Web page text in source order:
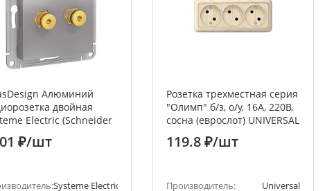
Electric)
Алюминий
двойная
Electric (Schneider
₽/шт
Systeme Electric (ранее Schneider Electric)
Розетка трехместная серия
"Олимп" б/з, о/у, 16А, 220В,
сосна (еврослот) UNIVERSAL
119.8 ₽/шт
Производитель:
Universal